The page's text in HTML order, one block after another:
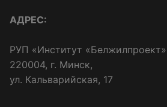
АДРЕС:
РУП «Институт «Белжилпроект»
220004, г. Минск,
ул. Кальварийская, 17